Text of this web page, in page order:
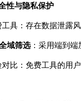
性与隐私保护
工具：存在数据泄露
域筛选：采用端到端
对比：免费工具的用